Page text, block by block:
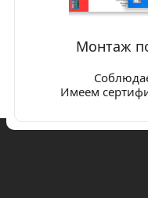
Монтаж
Имеем